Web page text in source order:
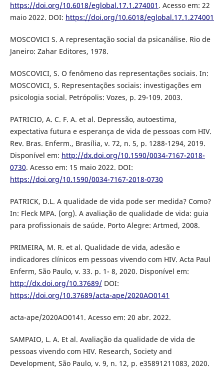
https://doi.org/10.6018/eglobal.17.1.274001 . Acesso em: 22
maio 2022. DOI: https://doi.org/10.6018/eglobal.17.1.274001
MOSCOVICI S. A representação social da psicanálise. Rio de
Janeiro: Zahar Editores, 1978.
MOSCOVICI, S. O fenômeno das representações sociais. In:
MOSCOVICI, S. Representações sociais: investigações em
psicologia social. Petrópolis: Vozes, p. 29-109. 2003.
PATRICIO, A. C. F. A. et al. Depressão, autoestima,
expectativa futura e esperança de vida de pessoas com HIV.
Rev. Bras. Enferm., Brasília, v. 72, n. 5, p. 1288-1294, 2019.
Disponível em: http://dx.doi.org/10.1590/0034-7167-2018-
0730. Acesso em: 15 maio 2022. DOI:
https://doi.org/10.1590/0034-7167-2018-0730
PATRICK, D.L. A qualidade de vida pode ser medida? Como?
In: Fleck MPA. (org). A avaliação de qualidade de vida: guia
para profissionais de saúde. Porto Alegre: Artmed, 2008.
PRIMEIRA, M. R. et al. Qualidade de vida, adesão e
indicadores clínicos em pessoas vivendo com HIV. Acta Paul
Enferm, São Paulo, v. 33. p. 1- 8, 2020. Disponível em:
http://dx.doi.org/10.37689/DOI:
https://doi.org/10.37689/acta-ape/2020AO0141
acta-ape/2020AO0141. Acesso em: 20 abr. 2022.
SAMPAIO, L. A. Et al. Avaliação da qualidade de vida de
pessoas vivendo com HIV. Research, Society and
Development, São Paulo, v. 9, n. 12, p. e35891211083, 2020.